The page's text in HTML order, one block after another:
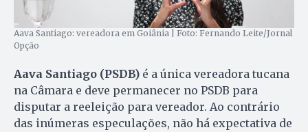
Aava Santiago: vereadora em Goiânia | Foto: Fernando Leite/Jornal
Opção
Aava Santiago (PSDB) é a única vereadora tucana
na Câmara e deve permanecer no PSDB para
disputar a reeleição para vereador. Ao contrário
das inúmeras especulações, não há expectativa de